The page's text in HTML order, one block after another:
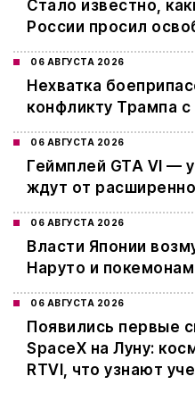
Стало известно,
России просил
06 АВГУСТА 2026
Нехватка
конфликту Трампа
06 АВГУСТА 2026
Геймплей GTA VI —
ждут от
06 АВГУСТА 2026
Власти Японии
Наруто и
06 АВГУСТА 2026
Появились первые
SpaceX на Луну:
RTVI, что узнают